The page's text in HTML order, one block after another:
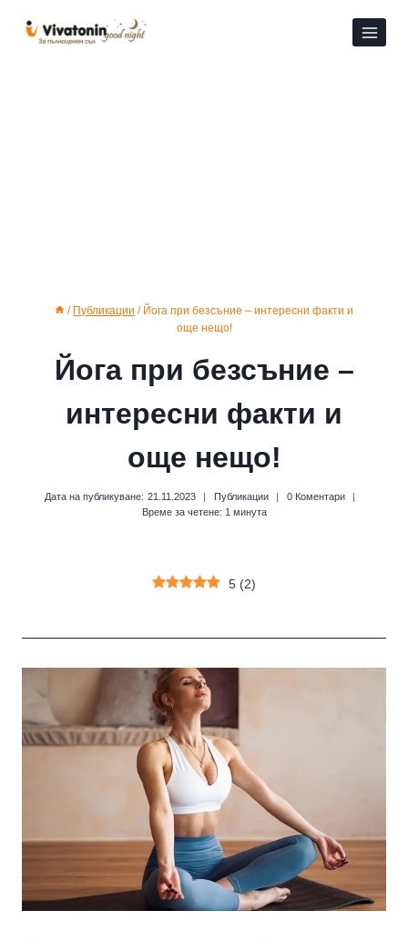
съдържанието
/ Публикации / Йога при безсъние – интересни факти и
още нещо!
Йога при безсъние –
интересни факти и
още нещо!
Дата на публикуване: 21.11.2023 Публикации
0 Коментари
Време за четене: 1 минута
5 (2)